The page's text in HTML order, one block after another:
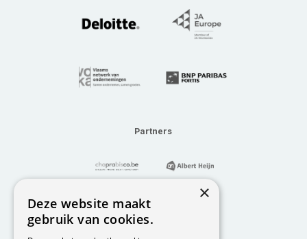
Partners
×
Deze website maakt
gebruik van cookies.